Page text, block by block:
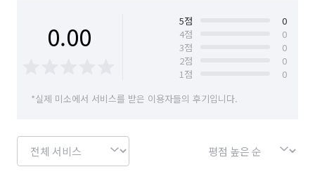
0.00 5점
0
4점
0
3점
0
2점
0
1점
0
*실제 미소에서 서비스를 받은 이용자들의 후기입니다.